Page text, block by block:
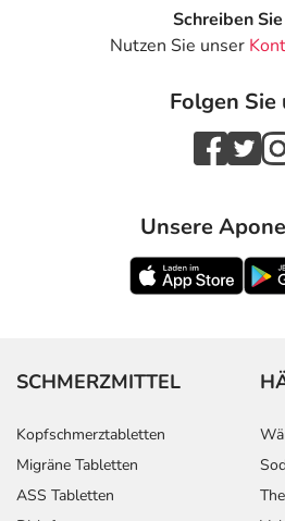
Schreiben
Nutzen Sie unser
Folgen Sie
Unsere
SCHMERZMITTEL
Kopfschmerztabletten
Migräne Tabletten
ASS Tabletten